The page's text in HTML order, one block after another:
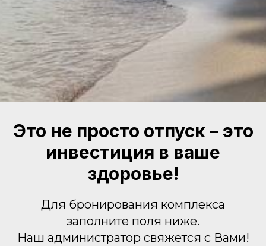
Это не просто отпуск – это
инвестиция в ваше
здоровье!
Для бронирования комплекса
заполните поля ниже.
Наш администратор свяжется с Вами!